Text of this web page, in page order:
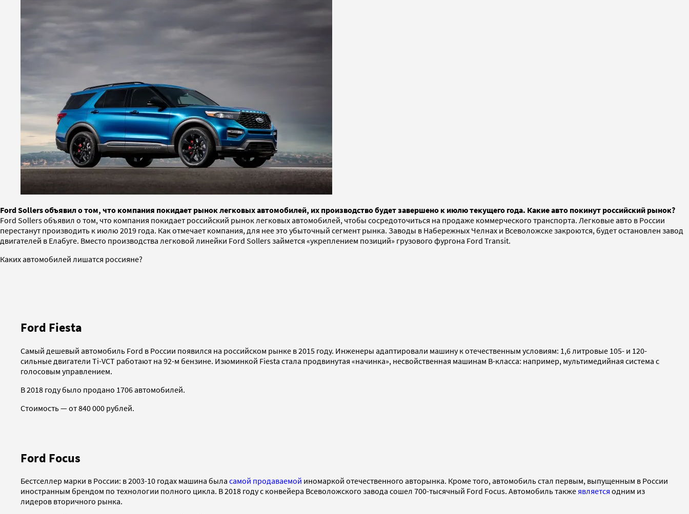
Ford Sollers объявил о том, что компания покидает рынок легковых автомобилей, их производство будет завершено к июлю текущего года. Какие авто покинут российский рынок?
Ford Sollers объявил о том, что компания покидает российский рынок легковых автомобилей, чтобы сосредоточиться на продаже коммерческого транспорта. Легковые авто в России
перестанут производить к июлю 2019 года. Как отмечает компания, для нее это убыточный сегмент рынка. Заводы в Набережных Челнах и Всеволожске закроются, будет остановлен завод
двигателей в Елабуге. Вместо производства легковой линейки Ford Sollers займется «укреплением позиций» грузового фургона Ford Transit.
Каких автомобилей лишатся россияне?
Ford Fiesta
Самый дешевый автомобиль Ford в России появился на российском рынке в 2015 году. Инженеры адаптировали машину к отечественным условиям: 1,6 литровые 105- и 120-
сильные двигатели Ti-VCT работают на 92-м бензине. Изюминкой Fiesta стала продвинутая «начинка», несвойственная машинам B-класса: например, мультимедийная система с
голосовым управлением.
В 2018 году было продано 1706 автомобилей.
Стоимость — от 840 000 рублей.
Ford Focus
Бестселлер марки в России: в 2003-10 годах машина была самой продаваемой иномаркой отечественного авторынка. Кроме того, автомобиль стал первым, выпущенным в России
иностранным брендом по технологии полного цикла. В 2018 году с конвейера Всеволожского завода сошел 700-тысячный Ford Focus. Автомобиль такжеявляется одним из
лидеров вторичного рынка.